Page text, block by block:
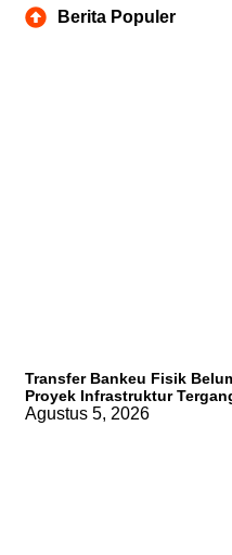
Administrasi
Berita Populer
Transfer Bankeu Fisik
Proyek Infrastruktur
Agustus 5, 2026